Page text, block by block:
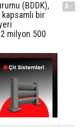
(BDDK),
bir
milyon 500
A-